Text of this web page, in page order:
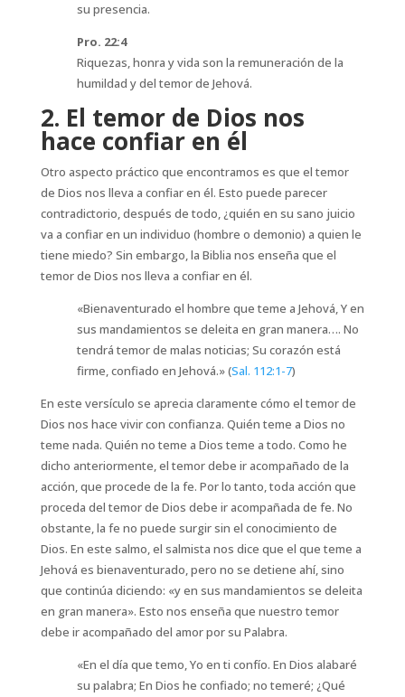
su presencia.
Pro. 22:4
Riquezas, honra y vida son la remuneración de la
humildad y del temor de Jehová.
2. El temor de Dios nos
hace confiar en él
Otro aspecto práctico que encontramos es que el temor
de Dios nos lleva a confiar en él. Esto puede parecer
contradictorio, después de todo, ¿quién en su sano juicio
va a confiar en un individuo (hombre o demonio) a quien le
tiene miedo? Sin embargo, la Biblia nos enseña que el
temor de Dios nos lleva a confiar en él.
«Bienaventurado el hombre que teme a Jehová, Y en
sus mandamientos se deleita en gran manera…. No
tendrá temor de malas noticias; Su corazón está
firme, confiado en Jehová.» (Sal. 112:1-7)
En este versículo se aprecia claramente cómo el temor de
Dios nos hace vivir con confianza. Quién teme a Dios no
teme nada. Quién no teme a Dios teme a todo. Como he
dicho anteriormente, el temor debe ir acompañado de la
acción, que procede de la fe. Por lo tanto, toda acción que
proceda del temor de Dios debe ir acompañada de fe. No
obstante, la fe no puede surgir sin el conocimiento de
Dios. En este salmo, el salmista nos dice que el que teme a
Jehová es bienaventurado, pero no se detiene ahí, sino
que continúa diciendo: «y en sus mandamientos se deleita
en gran manera». Esto nos enseña que nuestro temor
debe ir acompañado del amor por su Palabra.
«En el día que temo, Yo en ti confío. En Dios alabaré
su palabra; En Dios he confiado; no temeré; ¿Qué